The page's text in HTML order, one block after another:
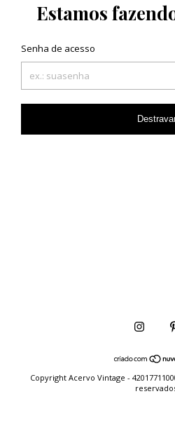
Estamos
Senha de acesso
Copyright Acervo Vintage -